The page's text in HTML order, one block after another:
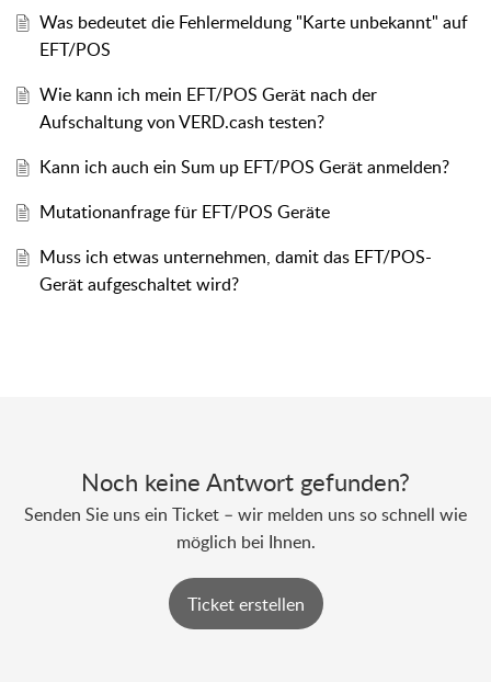
Was bedeutet die Fehlermeldung "Karte unbekannt" auf
EFT/POS
Wie kann ich mein EFT/POS Gerät nach der
Aufschaltung von VERD.cash testen?
Kann ich auch ein Sum up EFT/POS Gerät anmelden?
Mutationanfrage für EFT/POS Geräte
Muss ich etwas unternehmen, damit das EFT/POS-
Gerät aufgeschaltet wird?
Noch keine Antwort gefunden?
Senden Sie uns ein Ticket – wir melden uns so schnell wie
möglich bei Ihnen.
Ticket erstellen